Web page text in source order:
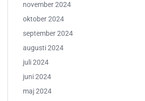
november 2024
oktober 2024
september 2024
augusti 2024
juli 2024
juni 2024
maj 2024